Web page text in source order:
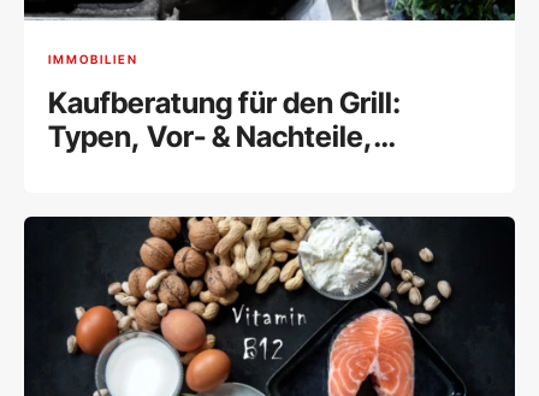
IMMOBILIEN
Kaufberatung für den Grill:
Typen, Vor- & Nachteile,